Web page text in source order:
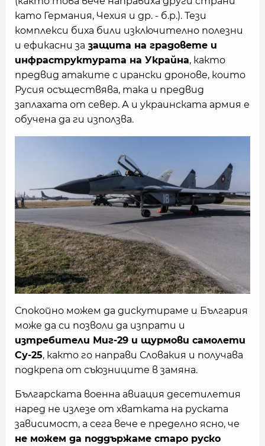
като Германия, Чехия и др. - б.р.). Тези
комплекси биха били изключително полезни
и ефикасни за защита на градовете и
инфраструктурата на Украйна, както
предвид атаките с ирански дронове, които
Русия осъществява, така и предвид
заплахата от север. А и украинската армия е
обучена да ги използва.
Спокойно можем да дискутираме и България
може да си позволи да изпрати и
изтребители Миг-29 и щурмови самолети
Су-25, както го направи Словакия и получава
подкрепа от съюзниците в замяна.
Българската военна авиация десетилетия
наред не излезе от хватката на руската
зависимост, а сега вече е пределно ясно, че
не можем да поддържаме старо руско